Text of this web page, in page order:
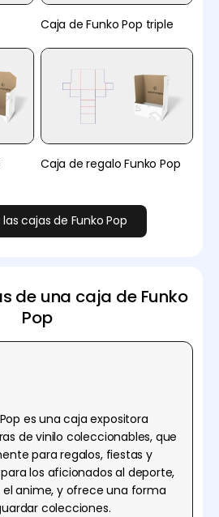
Caja de Funko Pop triple
Caja de regalo Funko Pop
cajas de Funko Pop
de una caja de Funko
Pop
es una caja expositora
de vinilo coleccionables, que
para regalos, fiestas y
los aficionados al deporte,
el anime, y ofrece una forma
colecciones.